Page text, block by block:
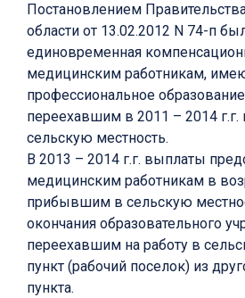
Постановлением
области от 13.02.2012 N 74-п
единовременная
медицинским работникам,
профессиональное
переехавшим в 2011 – 2014 г.г.
сельскую местность.
В 2013 – 2014 г.г. выплаты
медицинским работникам в
прибывшим в сельскую
окончания образовательного
переехавшим на работу в
пункт (рабочий поселок) из
пункта.